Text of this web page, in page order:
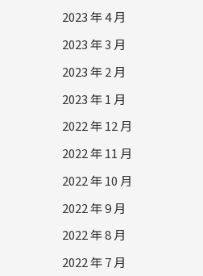
2023 年 4 月
2023 年 3 月
2023 年 2 月
2023 年 1 月
2022 年 12 月
2022 年 11 月
2022 年 10 月
2022 年 9 月
2022 年 8 月
2022 年 7 月